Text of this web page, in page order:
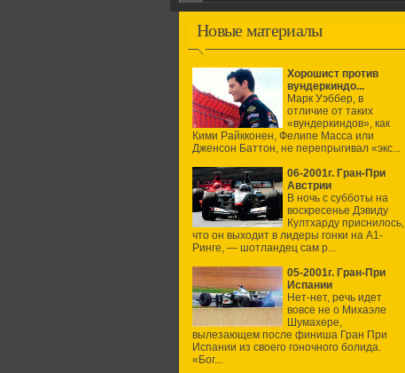
Новые материалы
Хорошист против
вундеркиндо...
Марк Уэббер, в
отличие от таких
«вундеркиндов», как
Кими Райкконен, Фелипе Масса или
Дженсон Баттон, не перепрыгивал «экс...
06-2001г. Гран-При
Австрии
В ночь с субботы на
воскресенье Дэвиду
Култхарду приснилось,
что он выходит в лидеры гонки на А1-
Ринге, — шотландец сам р...
05-2001г. Гран-При
Испании
Нет-нет, речь идет
вовсе не о Михаэле
Шумахере,
вылезающем после финиша Гран При
Испании из своего гоночного болида.
«Бог...